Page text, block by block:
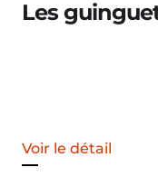
Merle [Un
Voir le détail